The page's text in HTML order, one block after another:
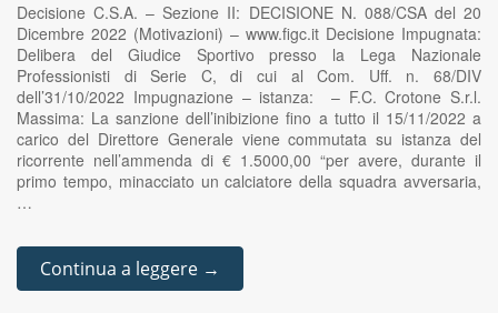
Decisione C.S.A. – Sezione II: DECISIONE N. 088/CSA del 20
Dicembre 2022 (Motivazioni) – www.figc.it Decisione Impugnata:
Delibera del Giudice Sportivo presso la Lega Nazionale
Professionisti di Serie C, di cui al Com. Uff. n. 68/DIV
dell’31/10/2022 Impugnazione – istanza: – F.C. Crotone S.r.l.
Massima: La sanzione dell’inibizione fino a tutto il 15/11/2022 a
carico del Direttore Generale viene commutata su istanza del
ricorrente nell’ammenda di € 1.5000,00 “per avere, durante il
primo tempo, minacciato un calciatore della squadra avversaria,
…
Continua a leggere →